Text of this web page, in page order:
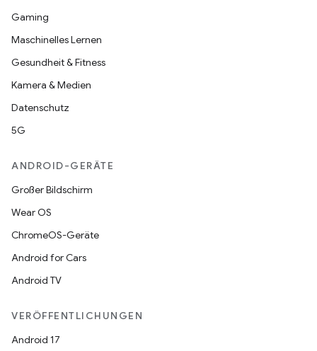
Gaming
Maschinelles Lernen
Gesundheit & Fitness
Kamera & Medien
Datenschutz
5G
ANDROID-GERÄTE
Großer Bildschirm
Wear OS
ChromeOS-Geräte
Android for Cars
Android TV
VERÖFFENTLICHUNGEN
Android 17